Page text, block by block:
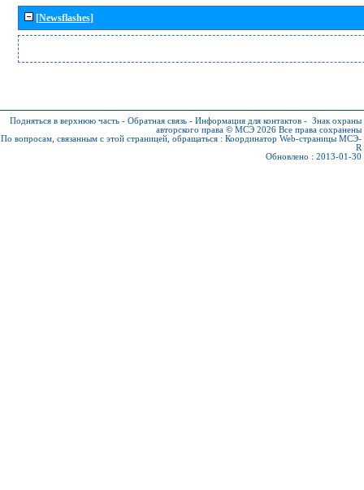
[Newsflashes]
Подняться в верхнюю часть - Обратная связь - Информация для контактов - Знак охраны
авторского права © МСЭ 2026 Все права сохранены
По вопросам, связанным с этой страницей, обращаться : Координатор Web-страницы МСЭ-
R
Обновлено : 2013-01-30